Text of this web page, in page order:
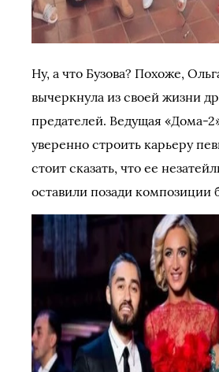
Ну, а что Бузова? Похоже,
вычеркнула из своей жизни
предателей. Ведущая «Дома-
уверенно строить карьеру
стоит сказать, что ее
оставили позади композиции